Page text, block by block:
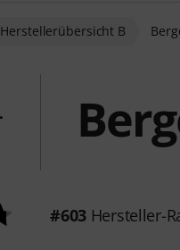
Herstellerübersicht B
#603Hersteller-